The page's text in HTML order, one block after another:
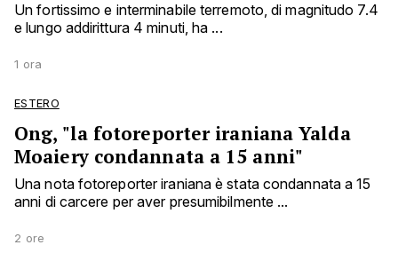
Un fortissimo e interminabile terremoto, di magnitudo 7.4
e lungo addirittura 4 minuti, ha ...
1 ora
ESTERO
Ong, "la fotoreporter iraniana Yalda
Moaiery condannata a 15 anni"
Una nota fotoreporter iraniana è stata condannata a 15
anni di carcere per aver presumibilmente ...
2 ore